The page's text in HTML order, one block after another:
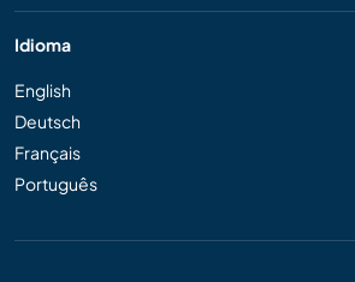
Idioma
English
Deutsch
Français
Português